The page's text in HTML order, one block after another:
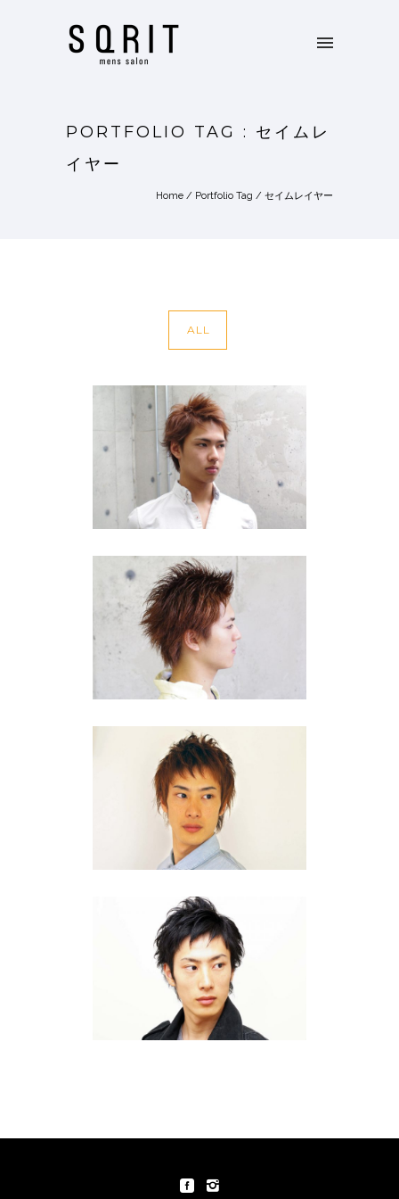
PORTFOLIO TAG : セイムレ
イヤー
Home / Portfolio Tag / セイムレイヤー
ALL
福岡2024年 春のメンズ ショー
トスタイル
10・20代· ショート
福岡2024夏のメンズ・ヘア ア
ップ・バング
10・20代·ショート
2011セイムレイヤーのハイトー
ンカラー・カッパー
10・20代 ·ショート
全体を同じ長さにカットしたセ
イムレイヤーのショートスタイ
ル
10・20代·ショート